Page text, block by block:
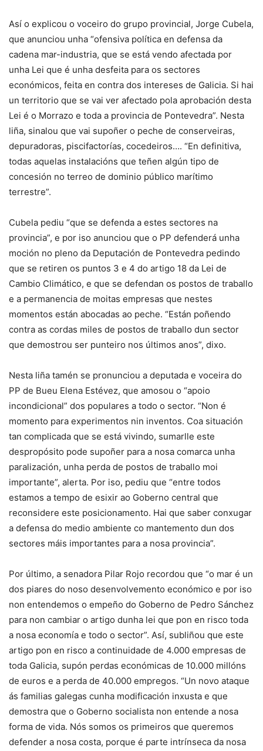
Así o explicou o voceiro do grupo provincial, Jorge Cubela,
que anunciou unha “ofensiva política en defensa da
cadena mar-industria, que se está vendo afectada por
unha Lei que é unha desfeita para os sectores
económicos, feita en contra dos intereses de Galicia. Si hai
un territorio que se vai ver afectado pola aprobación desta
Lei é o Morrazo e toda a provincia de Pontevedra”. Nesta
liña, sinalou que vai supoñer o peche de conserveiras,
depuradoras, piscifactorías, cocedeiros…. “En definitiva,
todas aquelas instalacións que teñen algún tipo de
concesión no terreo de dominio público marítimo
terrestre”.
Cubela pediu “que se defenda a estes sectores na
provincia”, e por iso anunciou que o PP defenderá unha
moción no pleno da Deputación de Pontevedra pedindo
que se retiren os puntos 3 e 4 do artigo 18 da Lei de
Cambio Climático, e que se defendan os postos de traballo
e a permanencia de moitas empresas que nestes
momentos están abocadas ao peche. “Están poñendo
contra as cordas miles de postos de traballo dun sector
que demostrou ser punteiro nos últimos anos”, dixo.
Nesta liña tamén se pronunciou a deputada e voceira do
PP de Bueu Elena Estévez, que amosou o “apoio
incondicional” dos populares a todo o sector. “Non é
momento para experimentos nin inventos. Coa situación
tan complicada que se está vivindo, sumarlle este
despropósito pode supoñer para a nosa comarca unha
paralización, unha perda de postos de traballo moi
importante”, alerta. Por iso, pediu que “entre todos
estamos a tempo de esixir ao Goberno central que
reconsidere este posicionamento. Hai que saber conxugar
a defensa do medio ambiente co mantemento dun dos
sectores máis importantes para a nosa provincia”.
Por último, a senadora Pilar Rojo recordou que “o mar é un
dos piares do noso desenvolvemento económico e por iso
non entendemos o empeño do Goberno de Pedro Sánchez
para non cambiar o artigo dunha lei que pon en risco toda
a nosa economía e todo o sector”. Así, subliñou que este
artigo pon en risco a continuidade de 4.000 empresas de
toda Galicia, supón perdas económicas de 10.000 millóns
de euros e a perda de 40.000 empregos. “Un novo ataque
ás familias galegas cunha modificación inxusta e que
demostra que o Goberno socialista non entende a nosa
forma de vida. Nós somos os primeiros que queremos
defender a nosa costa, porque é parte intrínseca da nosa